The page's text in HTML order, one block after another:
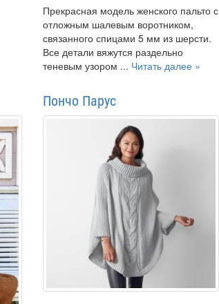
Прекрасная модель женского пальто с
отложным шалевым воротником,
связанного спицами 5 мм из шерсти.
Все детали вяжутся раздельно
теневым узором ... Читать далее »
Пончо Парус